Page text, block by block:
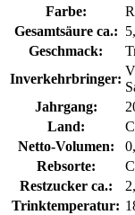
Farbe:
Gesamtsäure ca.:
Geschmack:
Inverkehrbringer:
Jahrgang:
Land:
Netto-Volumen:
Rebsorte:
Restzucker ca.:
Trinktemperatur: